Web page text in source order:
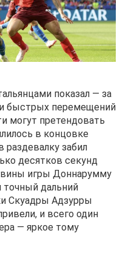
показал — за
и быстрых перемещений
могут претендовать
в концовке
раздевалку забил
десятков секунд
игры Доннарумму
дальний
Скуадры Адзурры
и всего один
— яркое тому